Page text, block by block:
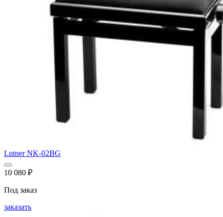
Lutner NK-02BG
10 080 ₽
Под заказ
заказать